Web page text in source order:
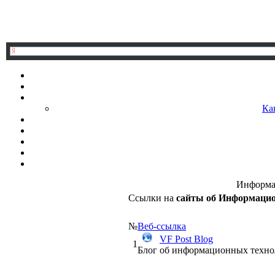
Ссылки на сайты об
№Веб-ссылка
1
VF Post Blog
Блог об информационных